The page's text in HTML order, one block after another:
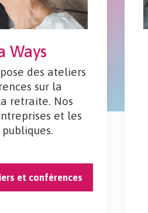
Ways
des ateliers
sur la
retraite. Nos
et les
et conférences